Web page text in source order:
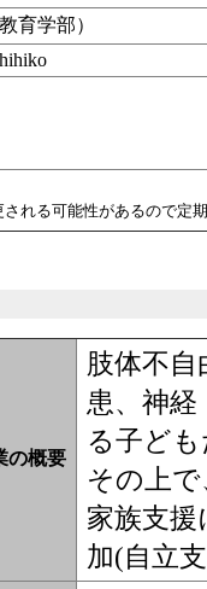
育学部）
れる可能性があるので定
の概要
肢体不
患、神
る子ど
その上
家族支
加(自立